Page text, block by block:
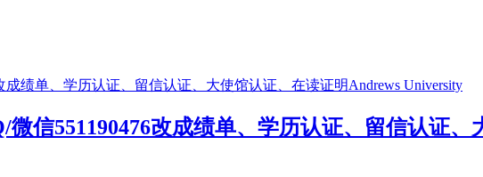
信551190476改成绩单、学历认证、留信认证